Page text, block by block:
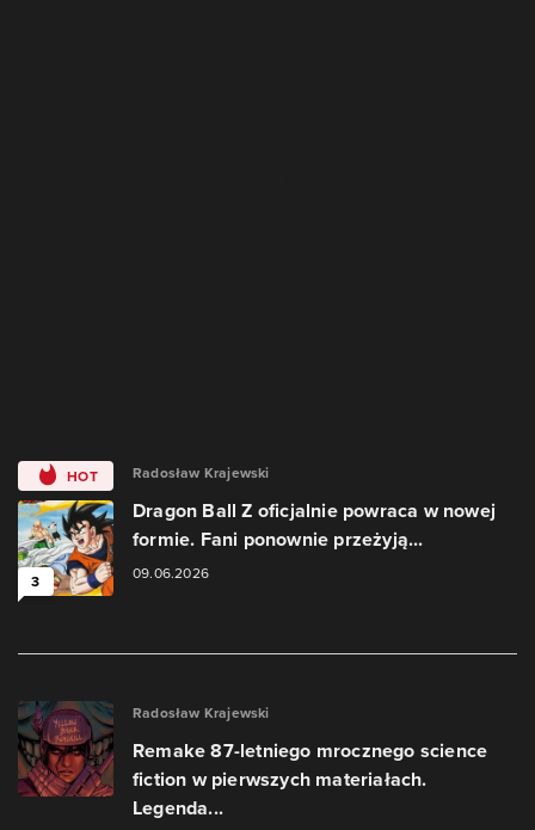
HOT
3
Radosław Krajewski
Dragon Ball Z oficjalnie powraca w nowej
formie. Fani ponownie przeżyją...
09.06.2026
Radosław Krajewski
Remake 87-letniego mrocznego science
fiction w pierwszych materiałach.
Legenda...